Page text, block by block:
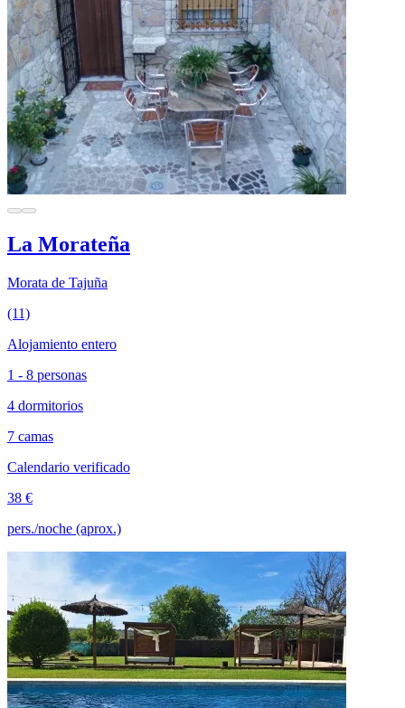
La Morateña
Morata de Tajuña
(11)
Alojamiento entero
1 - 8 personas
4 dormitorios
7 camas
Calendario verificado
38 €
pers./noche (aprox.)